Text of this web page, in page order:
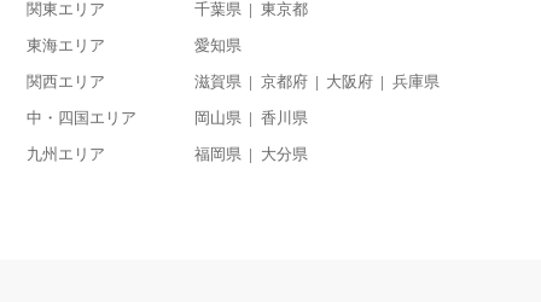
関東エリア 千葉県 東京都
東海エリア 愛知県
関西エリア 滋賀県 京都府 大阪府 兵庫県
中・四国エリア 岡山県 香川県
九州エリア 福岡県 大分県